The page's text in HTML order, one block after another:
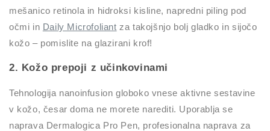
mešanico retinola in hidroksi kisline, napredni piling pod
očmi in Daily Microfoliant za takojšnjo bolj gladko in sijočo
kožo – pomislite na glazirani krof!
2. Kožo prepoji z učinkovinami
Tehnologija nanoinfusion globoko vnese aktivne sestavine
v kožo, česar doma ne morete narediti. Uporablja se
naprava Dermalogica Pro Pen, profesionalna naprava za